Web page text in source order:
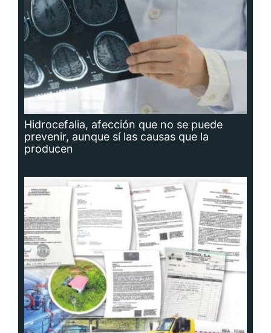
Hidrocefalia, afección que no se puede
prevenir, aunque sí las causas que la
producen